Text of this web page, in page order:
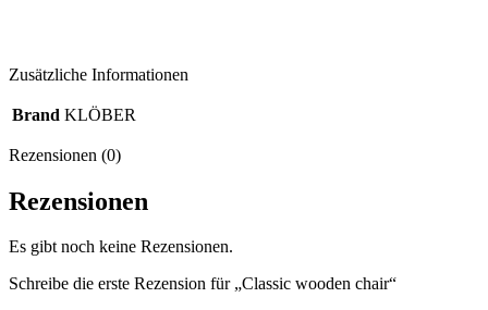
Zusätzliche Informationen
Brand KLÖBER
Rezensionen (0)
Rezensionen
Es gibt noch keine Rezensionen.
Schreibe die erste Rezension für „Classic wooden chair“